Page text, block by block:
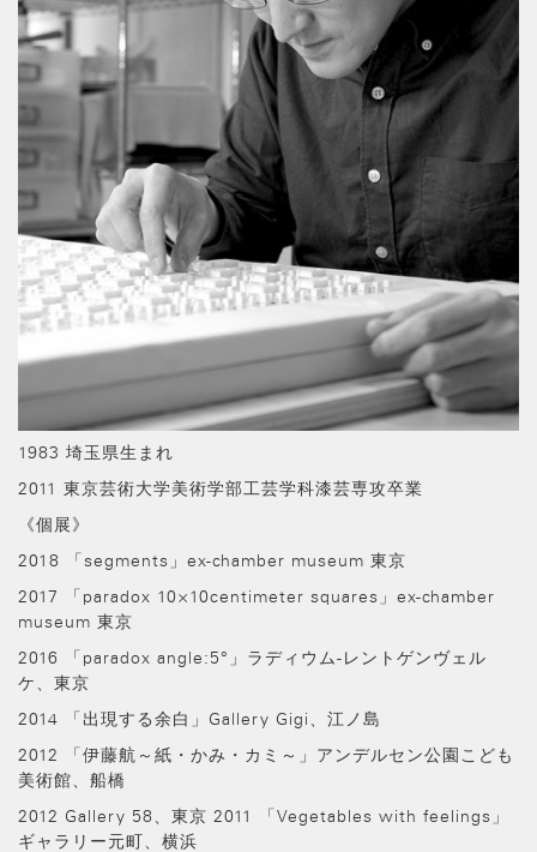
1983 埼玉県生まれ
2011 東京芸術大学美術学部工芸学科漆芸専攻卒業
《個展》
2018 「segments」ex-chamber museum 東京
2017 「paradox 10×10centimeter squares」ex-chamber
museum 東京
2016 「paradox angle:5°」ラディウム-レントゲンヴェル
ケ、東京
2014 「出現する余白」Gallery Gigi、江ノ島
2012 「伊藤航～紙・かみ・カミ～」アンデルセン公園こども
美術館、船橋
2012 Gallery 58、東京 2011 「Vegetables with feelings」
ギャラリー元町、横浜